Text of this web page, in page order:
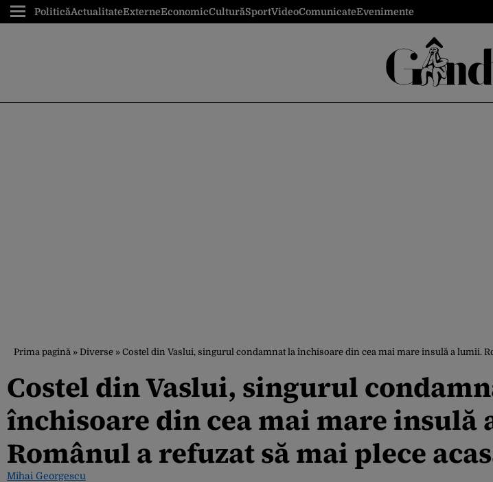
PoliticăActualitateExterneEconomicCulturăSportVideoComunicateEvenimente
Prima pagină » Diverse » Costel din Vaslui, singurul condamnat la închisoare din cea mai mare insulă a lumii.
Costel din Vaslui, singurul
închisoare din cea mai mare insulă
Românul a refuzat să mai plece
Mihai Georgescu